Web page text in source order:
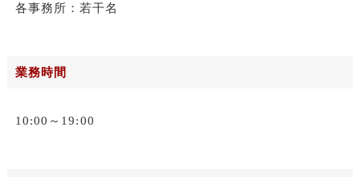
各事務所：若干名
業務時間
10:00～19:00